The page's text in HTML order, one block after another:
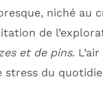
niché au
de
et de pins.
stress du